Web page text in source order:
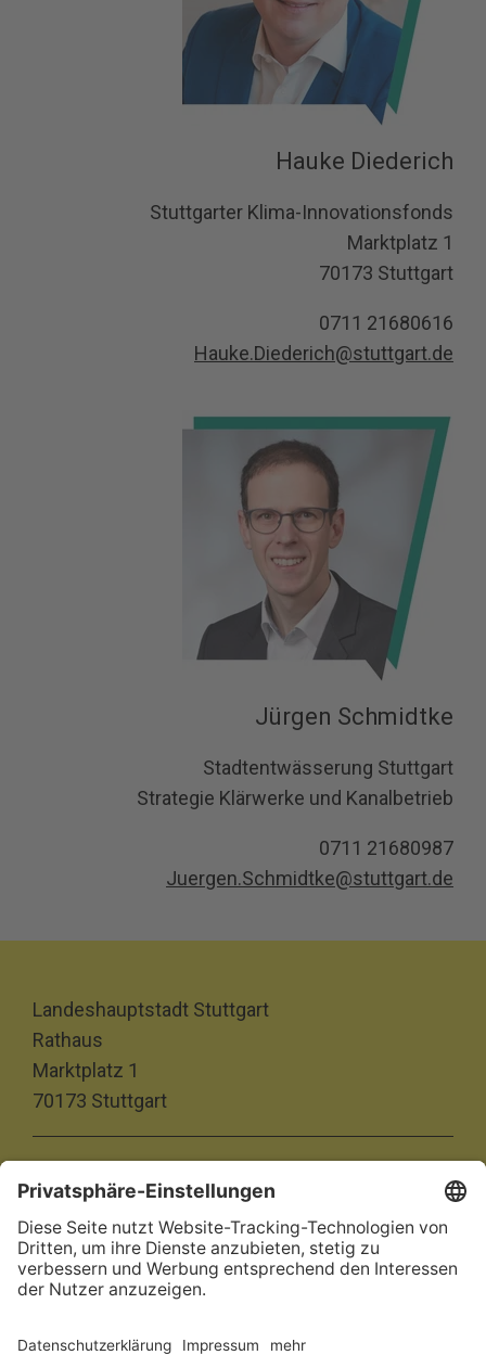
Hauke Diederich
Stuttgarter Klima-Innovationsfonds
Marktplatz 1
70173 Stuttgart
0711 21680616
Hauke.Diederich@stuttgart.de
Jürgen Schmidtke
Stadtentwässerung Stuttgart
Strategie Klärwerke und Kanalbetrieb
0711 21680987
Juergen.Schmidtke@stuttgart.de
Landeshauptstadt Stuttgart
Rathaus
Marktplatz 1
70173 Stuttgart